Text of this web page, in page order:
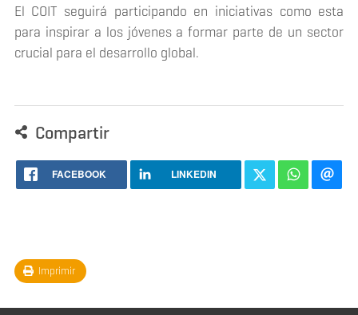
El COIT seguirá participando en iniciativas como esta
para inspirar a los jóvenes a formar parte de un sector
crucial para el desarrollo global.
Compartir
FACEBOOK LINKEDIN
Imprimir